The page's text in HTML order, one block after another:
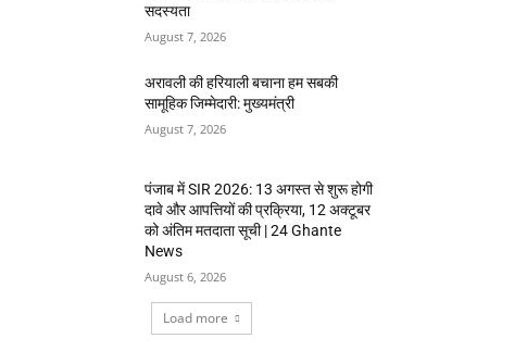
सदस्यता
August 7, 2026
अरावली की हरियाली बचाना हम सबकी
सामूहिक जिम्मेदारी: मुख्यमंत्री
August 7, 2026
पंजाब में SIR 2026: 13 अगस्त से शुरू होगी
दावे और आपत्तियों की प्रक्रिया, 12 अक्टूबर
को अंतिम मतदाता सूची | 24 Ghante
News
August 6, 2026
Load more